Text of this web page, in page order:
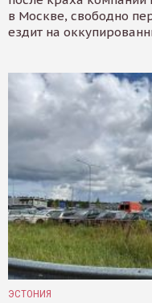
в Москве, свободно
ездит на
ЭСТОНИЯ